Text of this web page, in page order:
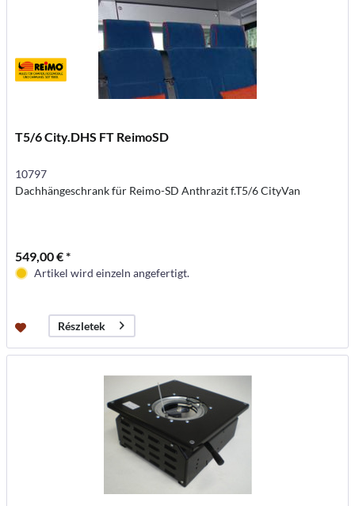
T5/6 City.DHS FT ReimoSD
10797
Dachhängeschrank für Reimo-SD Anthrazit f.T5/6 CityVan
549,00 € *
Artikel wird einzeln angefertigt.
Részletek